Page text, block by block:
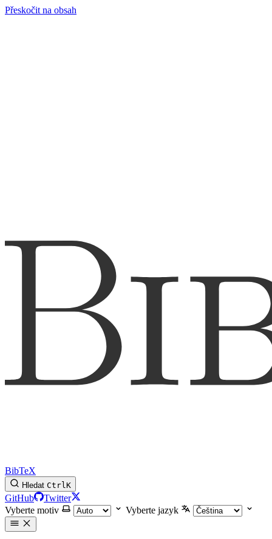
Přeskočit na obsah
BibTeX
Hledat CtrlK
GitHub
Twitter
Vyberte motiv
Vyberte jazyk